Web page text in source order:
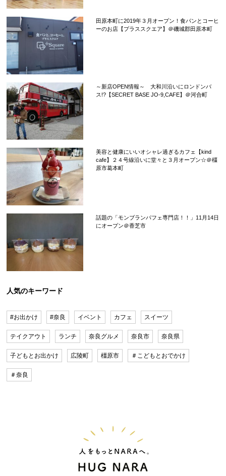
田原本町に2019年３月オープン！食パンとコーヒ
ーのお店【プラススクエア】＠磯城郡田原本町
～新店OPEN情報～ 大和川沿いにロンドンバ
ス!?【SECRET BASE JO-9,CAFE】＠河合町
美容と健康にいいオシャレ過ぎるカフェ【kind
cafe】２４号線沿いに堂々と３月オープン☆＠橿
原市葛本町
話題の「モンブランパフェ専門店！！」11月14日
にオープン＠香芝市
人気のキーワード
#お出かけ #奈良 イベント カフェ スイーツ
テイクアウト ランチ 奈良グルメ 奈良市 奈良県
子どもとお出かけ 広陵町 橿原市 ＃こどもとおでかけ
＃奈良